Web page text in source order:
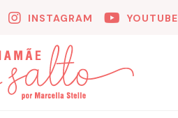
INSTAGRAM YOUTUBE